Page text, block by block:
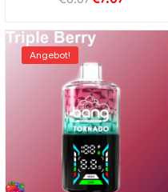
Geschmack
Angebot!